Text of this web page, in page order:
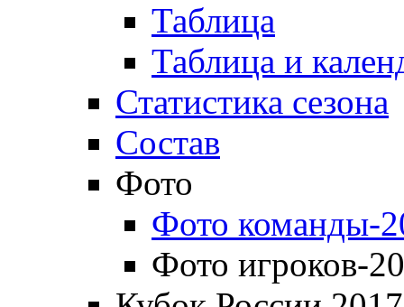
Таблица
Таблица и
Статистика сезона
Состав
Фото
Фото команды-
Фото игроков-